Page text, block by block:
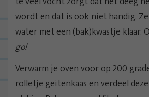
wordt en dat is ook niet handig.
water met een (bak)kwastje klaar.
go!
Verwarm je oven voor op 200
rolletje geitenkaas en verdeel